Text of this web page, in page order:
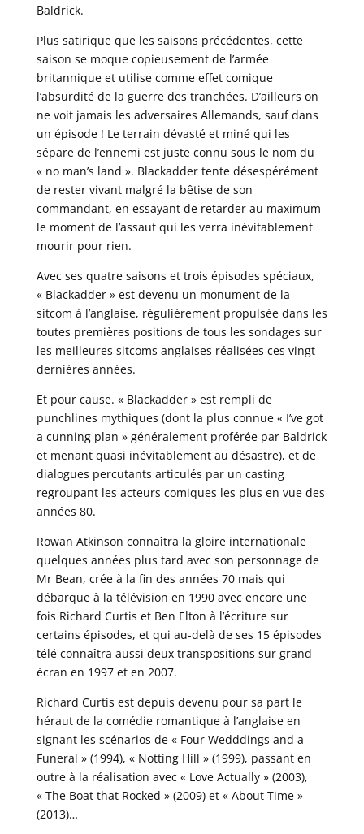
Baldrick.
Plus satirique que les saisons précédentes, cette
saison se moque copieusement de l’armée
britannique et utilise comme effet comique
l’absurdité de la guerre des tranchées. D’ailleurs on
ne voit jamais les adversaires Allemands, sauf dans
un épisode ! Le terrain dévasté et miné qui les
sépare de l’ennemi est juste connu sous le nom du
« no man’s land ». Blackadder tente désespérément
de rester vivant malgré la bêtise de son
commandant, en essayant de retarder au maximum
le moment de l’assaut qui les verra inévitablement
mourir pour rien.
Avec ses quatre saisons et trois épisodes spéciaux,
« Blackadder » est devenu un monument de la
sitcom à l’anglaise, régulièrement propulsée dans les
toutes premières positions de tous les sondages sur
les meilleures sitcoms anglaises réalisées ces vingt
dernières années.
Et pour cause. « Blackadder » est rempli de
punchlines mythiques (dont la plus connue « I’ve got
a cunning plan » généralement proférée par Baldrick
et menant quasi inévitablement au désastre), et de
dialogues percutants articulés par un casting
regroupant les acteurs comiques les plus en vue des
années 80.
Rowan Atkinson connaîtra la gloire internationale
quelques années plus tard avec son personnage de
Mr Bean, crée à la fin des années 70 mais qui
débarque à la télévision en 1990 avec encore une
fois Richard Curtis et Ben Elton à l’écriture sur
certains épisodes, et qui au-delà de ses 15 épisodes
télé connaîtra aussi deux transpositions sur grand
écran en 1997 et en 2007.
Richard Curtis est depuis devenu pour sa part le
héraut de la comédie romantique à l’anglaise en
signant les scénarios de « Four Wedddings and a
Funeral » (1994), « Notting Hill » (1999), passant en
outre à la réalisation avec « Love Actually » (2003),
« The Boat that Rocked » (2009) et « About Time »
(2013)…